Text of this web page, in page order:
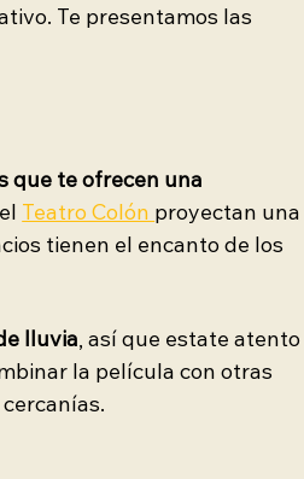
Te presentamos las
que te ofrecen una
Teatro Colón proyectan
tienen el encanto de los
lluvia, así que estate
la película con otras